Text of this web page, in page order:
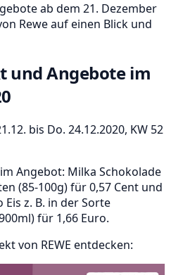
ab dem 21. Dezember
Rewe auf einen Blick und
und Angebote im
bis Do. 24.12.2020, KW 52
Angebot: Milka Schokolade
(85-100g) für 0,57 Cent und
z. B. in der Sorte
für 1,66 Euro.
von REWE entdecken: